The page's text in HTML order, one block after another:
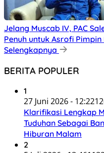
Jelang Muscab IV, PAC
Penuh untuk Asrofi
Selengkapnya
BERITA POPULER
1
27 Juni 2026 - 12:22
Klarifikasi Lengkap
Tuduhan Sebagai
Hiburan Malam
2